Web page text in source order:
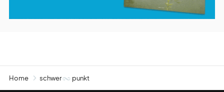
Home schwer punkt